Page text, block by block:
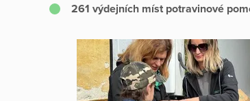
261 výdejních míst potravinové